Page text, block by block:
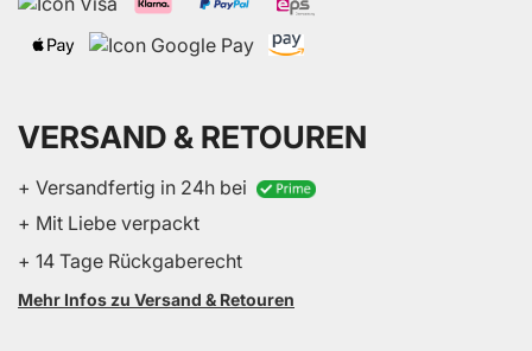
VERSAND & RETOUREN
+ Versandfertig in 24h bei
+ Mit Liebe verpackt
+ 14 Tage Rückgaberecht
Mehr Infos zu Versand & Retouren